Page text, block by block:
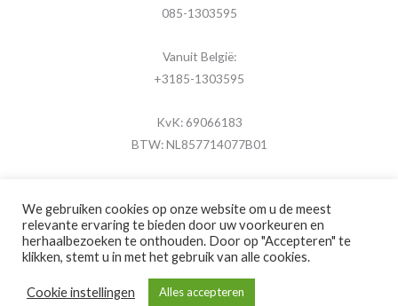
085-1303595
Vanuit België:
+3185-1303595
KvK: 69066183
BTW: NL857714077B01
Copyright © 2026 MijnFotolijstje.nl
Powered by Brouwer Digitaal
We gebruiken cookies op onze website om u de meest
relevante ervaring te bieden door uw voorkeuren en
herhaalbezoeken te onthouden. Door op "Accepteren" te
klikken, stemt u in met het gebruik van alle cookies.
Cookie instellingen Alles accepteren